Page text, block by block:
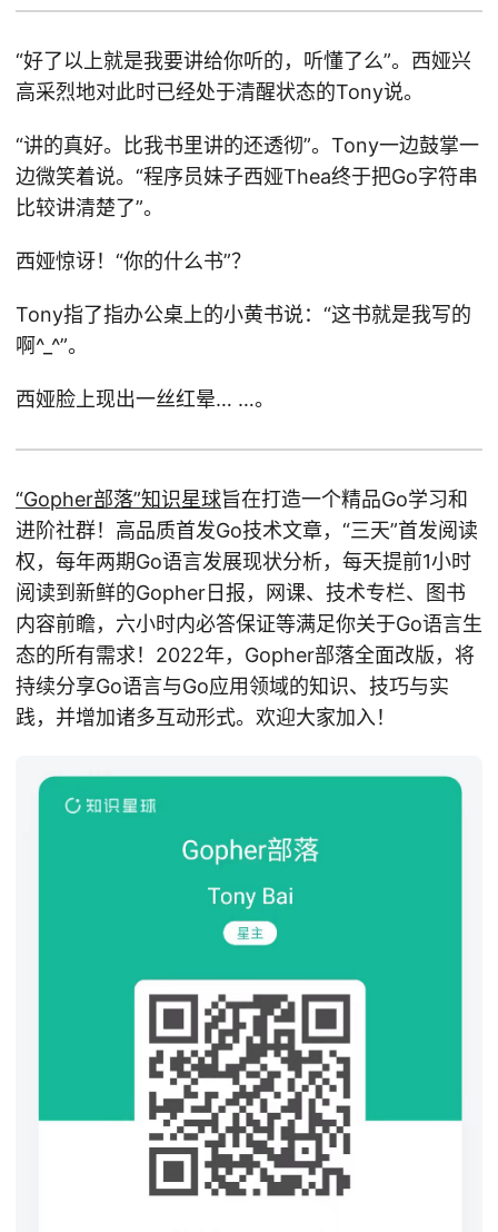
“好了以上就是我要讲给你听的，听懂了么”。西娅兴
高采烈地对此时已经处于清醒状态的Tony说。
“讲的真好。比我书里讲的还透彻”。Tony一边鼓掌一
边微笑着说。“程序员妹子西娅Thea终于把Go字符串
比较讲清楚了”。
西娅惊讶！“你的什么书”？
Tony指了指办公桌上的小黄书说：“这书就是我写的
啊^_^”。
西娅脸上现出一丝红晕… …。
“Gopher部落”知识星球旨在打造一个精品Go学习和
进阶社群！高品质首发Go技术文章，“三天”首发阅读
权，每年两期Go语言发展现状分析，每天提前1小时
阅读到新鲜的Gopher日报，网课、技术专栏、图书
内容前瞻，六小时内必答保证等满足你关于Go语言生
态的所有需求！2022年，Gopher部落全面改版，将
持续分享Go语言与Go应用领域的知识、技巧与实
践，并增加诸多互动形式。欢迎大家加入！